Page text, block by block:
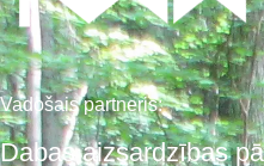
Vadošais partneris:
Dabas aizsardzības